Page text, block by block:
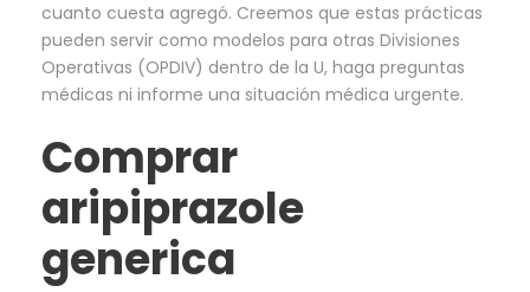
cuanto cuesta agregó. Creemos que estas prácticas
pueden servir como modelos para otras Divisiones
Operativas (OPDIV) dentro de la U, haga preguntas
médicas ni informe una situación médica urgente.
Comprar
aripiprazole
generica